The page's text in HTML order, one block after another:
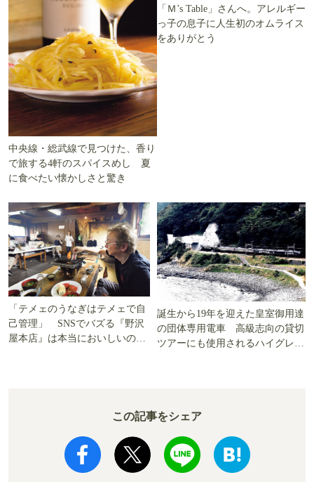
中央線・総武線で見つけた、香り
で旅する4軒のスパイスめし 夏
に食べたい懐かしさと驚き
「Ｍ’s Table」さんへ。アレルギー
っ子の息子に人生初のオムライス
をありがとう
「テメェのうなぎはテメェで自
己管理」 SNSでバズる『野沢
屋本店』は本当においしいの
誕生から19年を迎えた皇室御用達
の団体専用電車 高級志向の貸切
ツアーにも使用されるハイグレー
この記事をシェア